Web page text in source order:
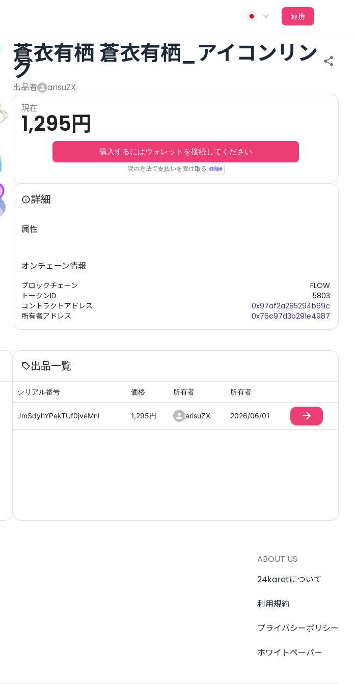
連携
蒼衣有栖 蒼衣有栖_アイコンリン
グ
出品者
arisuZX
現在
1,295円
購入するにはウォレットを接続してください
次の方法で支払いを受け取る
詳細
属性
オンチェーン情報
ブロックチェーン
トークンID
コントラクトアドレス
所有者アドレス
FLOW
5803
0x97af2a285294b69c
0x76c97d3b291e4987
出品一覧
シリアル番号 価格 所有者 所有者
JmSdyhYPekTUf0jveMnI 1,295円 arisuZX 2026/06/01
ABOUT US
24karatについて
利用規約
プライバシーポリシー
ホワイトペーパー